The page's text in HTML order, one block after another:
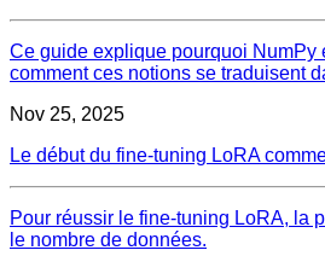
Ce guide explique pourquoi NumPy
comment ces notions se traduisent
Nov 25, 2025
Le début du fine-tuning LoRA
Pour réussir le fine-tuning LoRA, la
le nombre de données.